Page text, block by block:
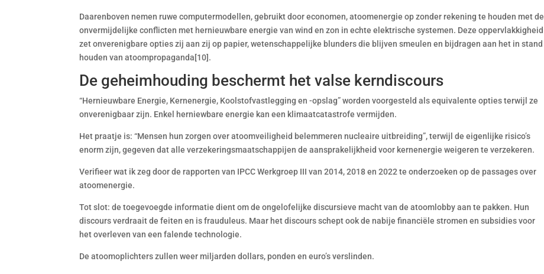
Daarenboven nemen ruwe computermodellen, gebruikt door economen, atoomenergie op zonder rekening te houden met de
onvermijdelijke conflicten met hernieuwbare energie van wind en zon in echte elektrische systemen. Deze oppervlakkigheid
zet onverenigbare opties zij aan zij op papier, wetenschappelijke blunders die blijven smeulen en bijdragen aan het in stand
houden van atoompropaganda[10].
De geheimhouding beschermt het valse kerndiscours
“Hernieuwbare Energie, Kernenergie, Koolstofvastlegging en -opslag” worden voorgesteld als equivalente opties terwijl ze
onverenigbaar zijn. Enkel herniewbare energie kan een klimaatcatastrofe vermijden.
Het praatje is: “Mensen hun zorgen over atoomveiligheid belemmeren nucleaire uitbreiding”, terwijl de eigenlijke risico’s
enorm zijn, gegeven dat alle verzekeringsmaatschappijen de aansprakelijkheid voor kernenergie weigeren te verzekeren.
Verifieer wat ik zeg door de rapporten van IPCC Werkgroep III van 2014, 2018 en 2022 te onderzoeken op de passages over
atoomenergie.
Tot slot: de toegevoegde informatie dient om de ongelofelijke discursieve macht van de atoomlobby aan te pakken. Hun
discours verdraait de feiten en is frauduleus. Maar het discours schept ook de nabije financiële stromen en subsidies voor
het overleven van een falende technologie.
De atoomoplichters zullen weer miljarden dollars, ponden en euro’s verslinden.